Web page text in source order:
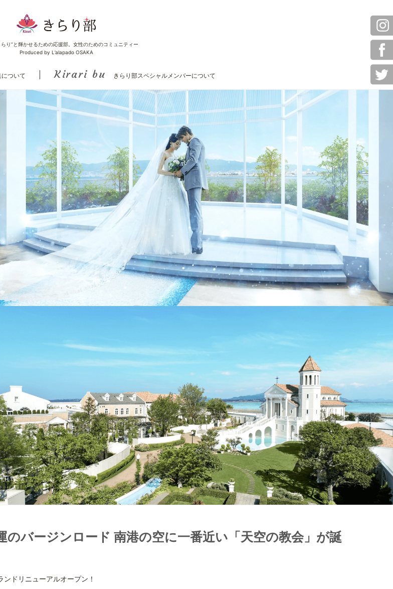
らり”と輝かせるための応援部。女性のためのコミュニティー
Produced by L’alapado OSAKA
ついて Kirari bu きらり部スペシャルメンバーについて
のバージンロード 南港の空に一番近い「天空の教会」が誕
ンドリニューアルオープン！